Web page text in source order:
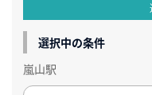
選択中の条件
嵐山駅